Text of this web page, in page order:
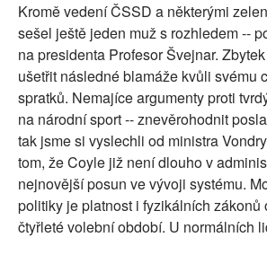
Kromě vedení ČSSD a některými
sešel ještě jeden muž s rozhledem --
na presidenta Profesor Švejnar.
ušetřit následné blamáže kvůli svému
spratků. Nemajíce argumenty proti
na národní sport -- znevěrohodnit
tak jsme si vyslechli od ministra
tom, že Coyle již není dlouho v
nejnovější posun ve vývoji systému.
politiky je platnost i fyzikálních zákonů
čtyřleté volební období. U normálních